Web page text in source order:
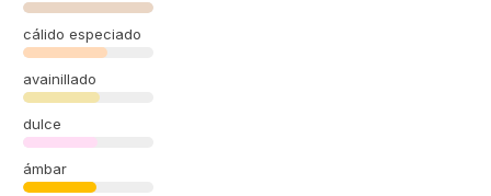
cálido especiado
avainillado
dulce
ámbar